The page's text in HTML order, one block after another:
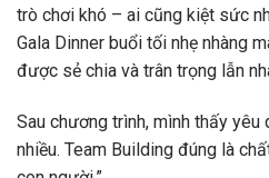
trò chơi khó – ai cũng kiệt sức
Gala Dinner buổi tối nhẹ nhàng
được sẻ chia và trân trọng lẫn
Sau chương trình, mình thấy yêu
nhiều. Team Building đúng là